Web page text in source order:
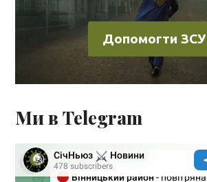
Допомогти ЗСУ
Ми в Telegram